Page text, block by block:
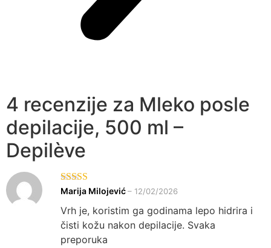
4 recenzije za Mleko posle
depilacije, 500 ml –
Depilève
Ocenjeno sa
Marija Milojević– 12/02/2026
Vrh je, koristim ga godinama lepo hidrira i
čisti kožu nakon depilacije. Svaka
preporuka